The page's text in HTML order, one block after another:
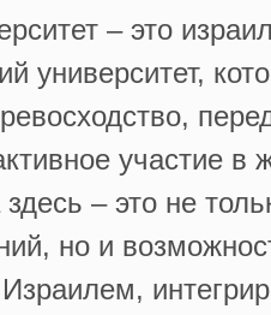
– это
университет,
участие в
– это не
но и